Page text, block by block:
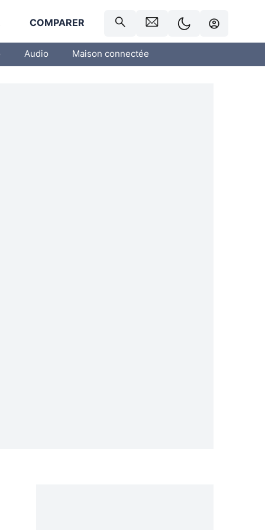
COMPARER
Audio Maison connectée